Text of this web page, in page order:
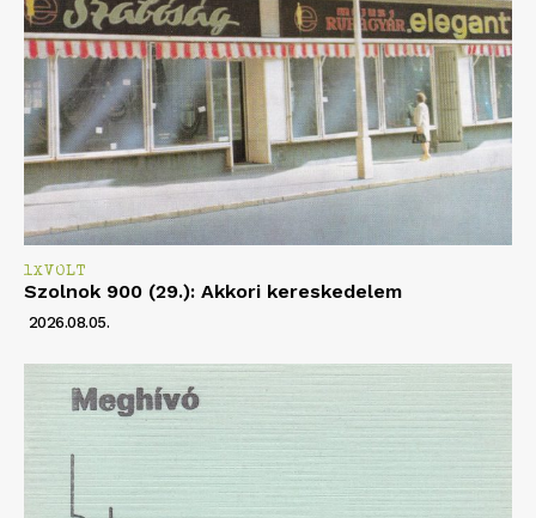
1XVOLT
Szolnok 900 (29.): Akkori kereskedelem
2026.08.05.